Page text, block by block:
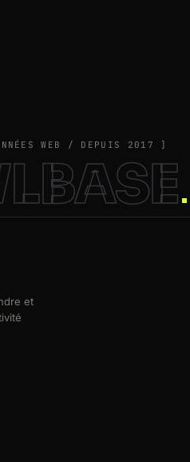
WEB / DEPUIS 2017 ]
et